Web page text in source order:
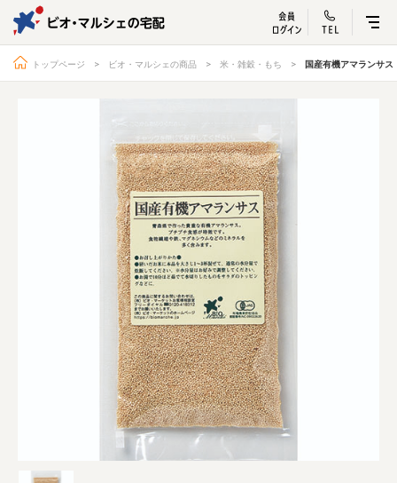
ビオ・マルシェ
宅配サービス紹介 有機野菜のお試しセッ
入
トップページ ビオ・マルシェの想い
宅配サービスについて 読みもの・NEWS
ビオ・マルシェの商品 ご利用ガイド
よくある質問 オーガニックって何
お届け情報 生産者・製造者
取扱店 ビオママクラブ
お問い合わせ 放射性物質への対応
会社概要 採用情報
業務用卸 SDGsへの取り組み
トップページ ビオ・マルシェの商品 米・雑穀・もち 国産有機アマランサス